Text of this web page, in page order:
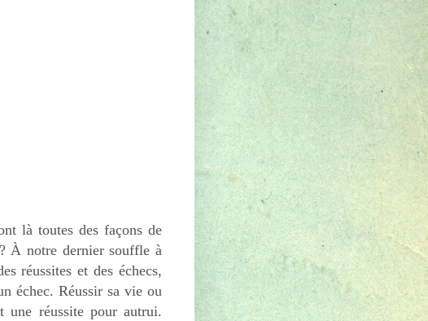
là toutes des façons de
À notre dernier souffle à
réussites et des échecs,
échec. Réussir sa vie ou
une réussite pour autrui.